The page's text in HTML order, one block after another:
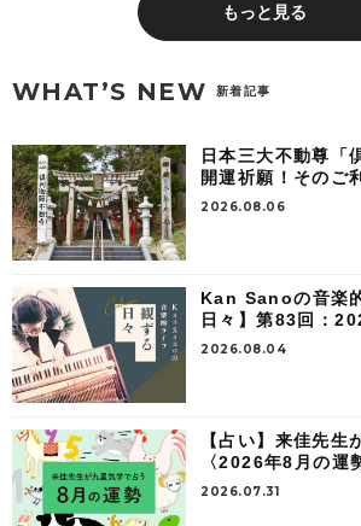
もっと見る
WHAT’S NEW 新着記事
日本三大不動尊「
開運祈願！そのご
2026.08.06
Kan Sanoの音楽
日々】第83回：
2026.08.04
【占い】来佳先生
〈2026年8月の運
2026.07.31